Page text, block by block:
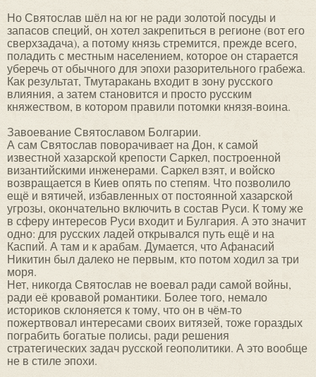
Но Святослав шёл на юг не ради золотой посуды и
запасов специй, он хотел закрепиться в регионе (вот его
сверхзадача), а потому князь стремится, прежде всего,
поладить с местным населением, которое он старается
уберечь от обычного для эпохи разорительного грабежа.
Как результат, Тмутаракань входит в зону русского
влияния, а затем становится и просто русским
княжеством, в котором правили потомки князя-воина.
Завоевание Святославом Болгарии.
А сам Святослав поворачивает на Дон, к самой
известной хазарской крепости Саркел, построенной
византийскими инженерами. Саркел взят, и войско
возвращается в Киев опять по степям. Что позволило
ещё и вятичей, избавленных от постоянной хазарской
угрозы, окончательно включить в состав Руси. К тому же
в сферу интересов Руси входит и Булгария. А это значит
одно: для русских ладей открывался путь ещё и на
Каспий. А там и к арабам. Думается, что Афанасий
Никитин был далеко не первым, кто потом ходил за три
моря.
Нет, никогда Святослав не воевал ради самой войны,
ради её кровавой романтики. Более того, немало
историков склоняется к тому, что он в чём-то
пожертвовал интересами своих витязей, тоже гораздых
пограбить богатые полисы, ради решения
стратегических задач русской геополитики. А это вообще
не в стиле эпохи.